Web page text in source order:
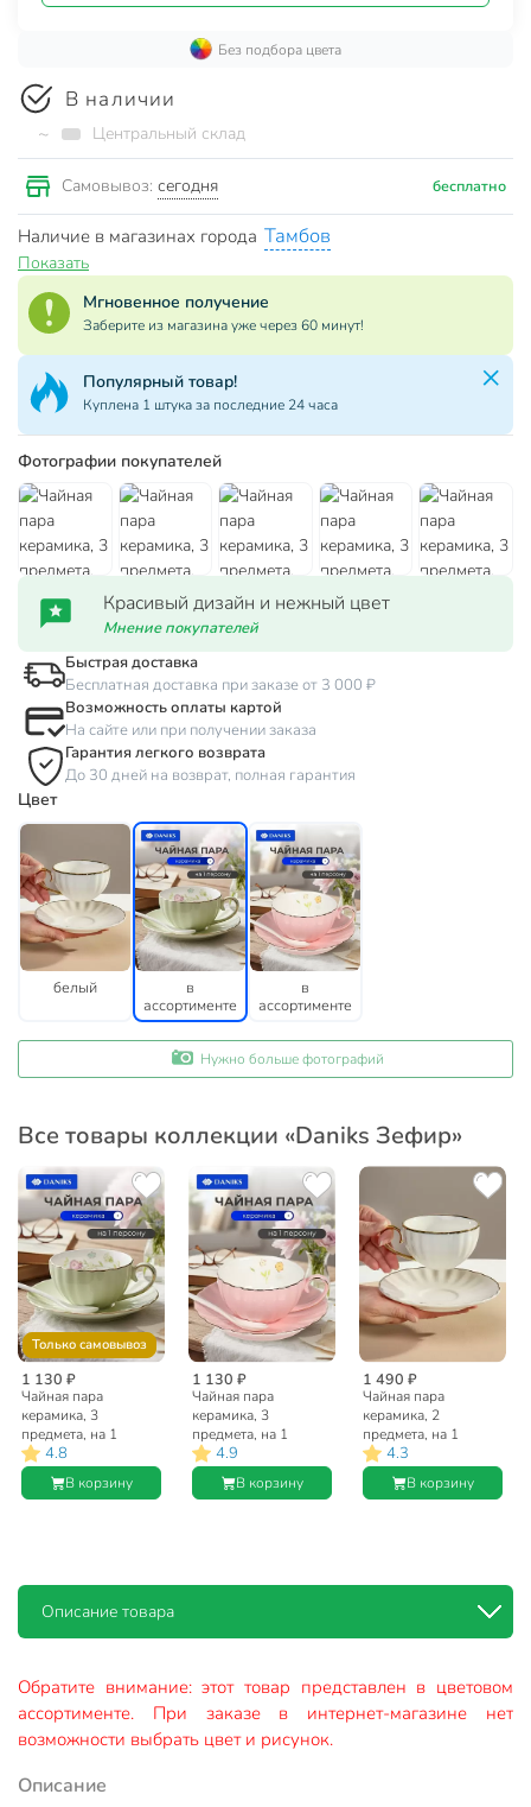
Без подбора цвета
В наличии
~ Центральный склад
Самовывоз: сегодня бесплатно
Наличие в магазинах города Тамбов
Показать
Мгновенное получение
Заберите из магазина уже через 60 минут!
Популярный товар!
Куплена 1 штука за последние 24 часа
Фотографии покупателей
Красивый дизайн и нежный цвет
Мнение покупателей
Быстрая доставка
Бесплатная доставка при заказе от 3 000 ₽
Возможность оплаты картой
На сайте или при получении заказа
Гарантия легкого возврата
До 30 дней на возврат, полная гарантия
Цвет
белый
в
ассортименте
в
ассортименте
Нужно больше фотографий
Все товары коллекции «Daniks Зефир»
Только самовывоз
1 130 ₽
Чайная пара
керамика, 3
предмета, на 1
персону, 200 мл,
Зефир, Y6-
10141/B060041,
4.8
В корзину
1 130 ₽
Чайная пара
керамика, 3
предмета, на 1
персону, 200 мл,
Зефир, Y6-
10140/B060040,
4.9
В корзину
1 490 ₽
Чайная пара
керамика, 2
предмета, на 1
персону, 200 мл,
Зефир золотой
отвод, Y6-
4.3
В корзину
Описание товара
Обратите внимание: этот товар представлен в цветовом
ассортименте. При заказе в интернет-магазине нет
возможности выбрать цвет и рисунок.
Описание